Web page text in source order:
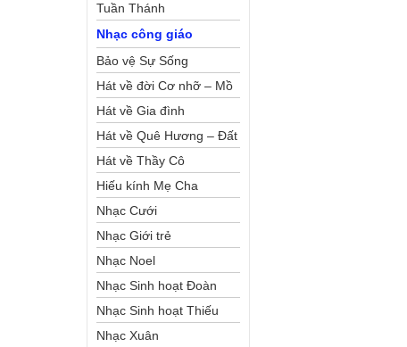
Tuần Thánh
Nhạc công giáo
Bảo vệ Sự Sống
Hát về đời Cơ nhỡ – Mồ
côi
Hát về Gia đình
Hát về Quê Hương – Đất
Nước
Hát về Thầy Cô
Hiếu kính Mẹ Cha
Nhạc Cưới
Nhạc Giới trẻ
Nhạc Noel
Nhạc Sinh hoạt Đoàn
Thể Công Giáo
Nhạc Sinh hoạt Thiếu
Nhi
Nhạc Xuân